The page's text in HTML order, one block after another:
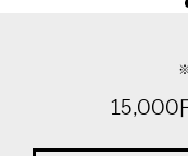
15,000